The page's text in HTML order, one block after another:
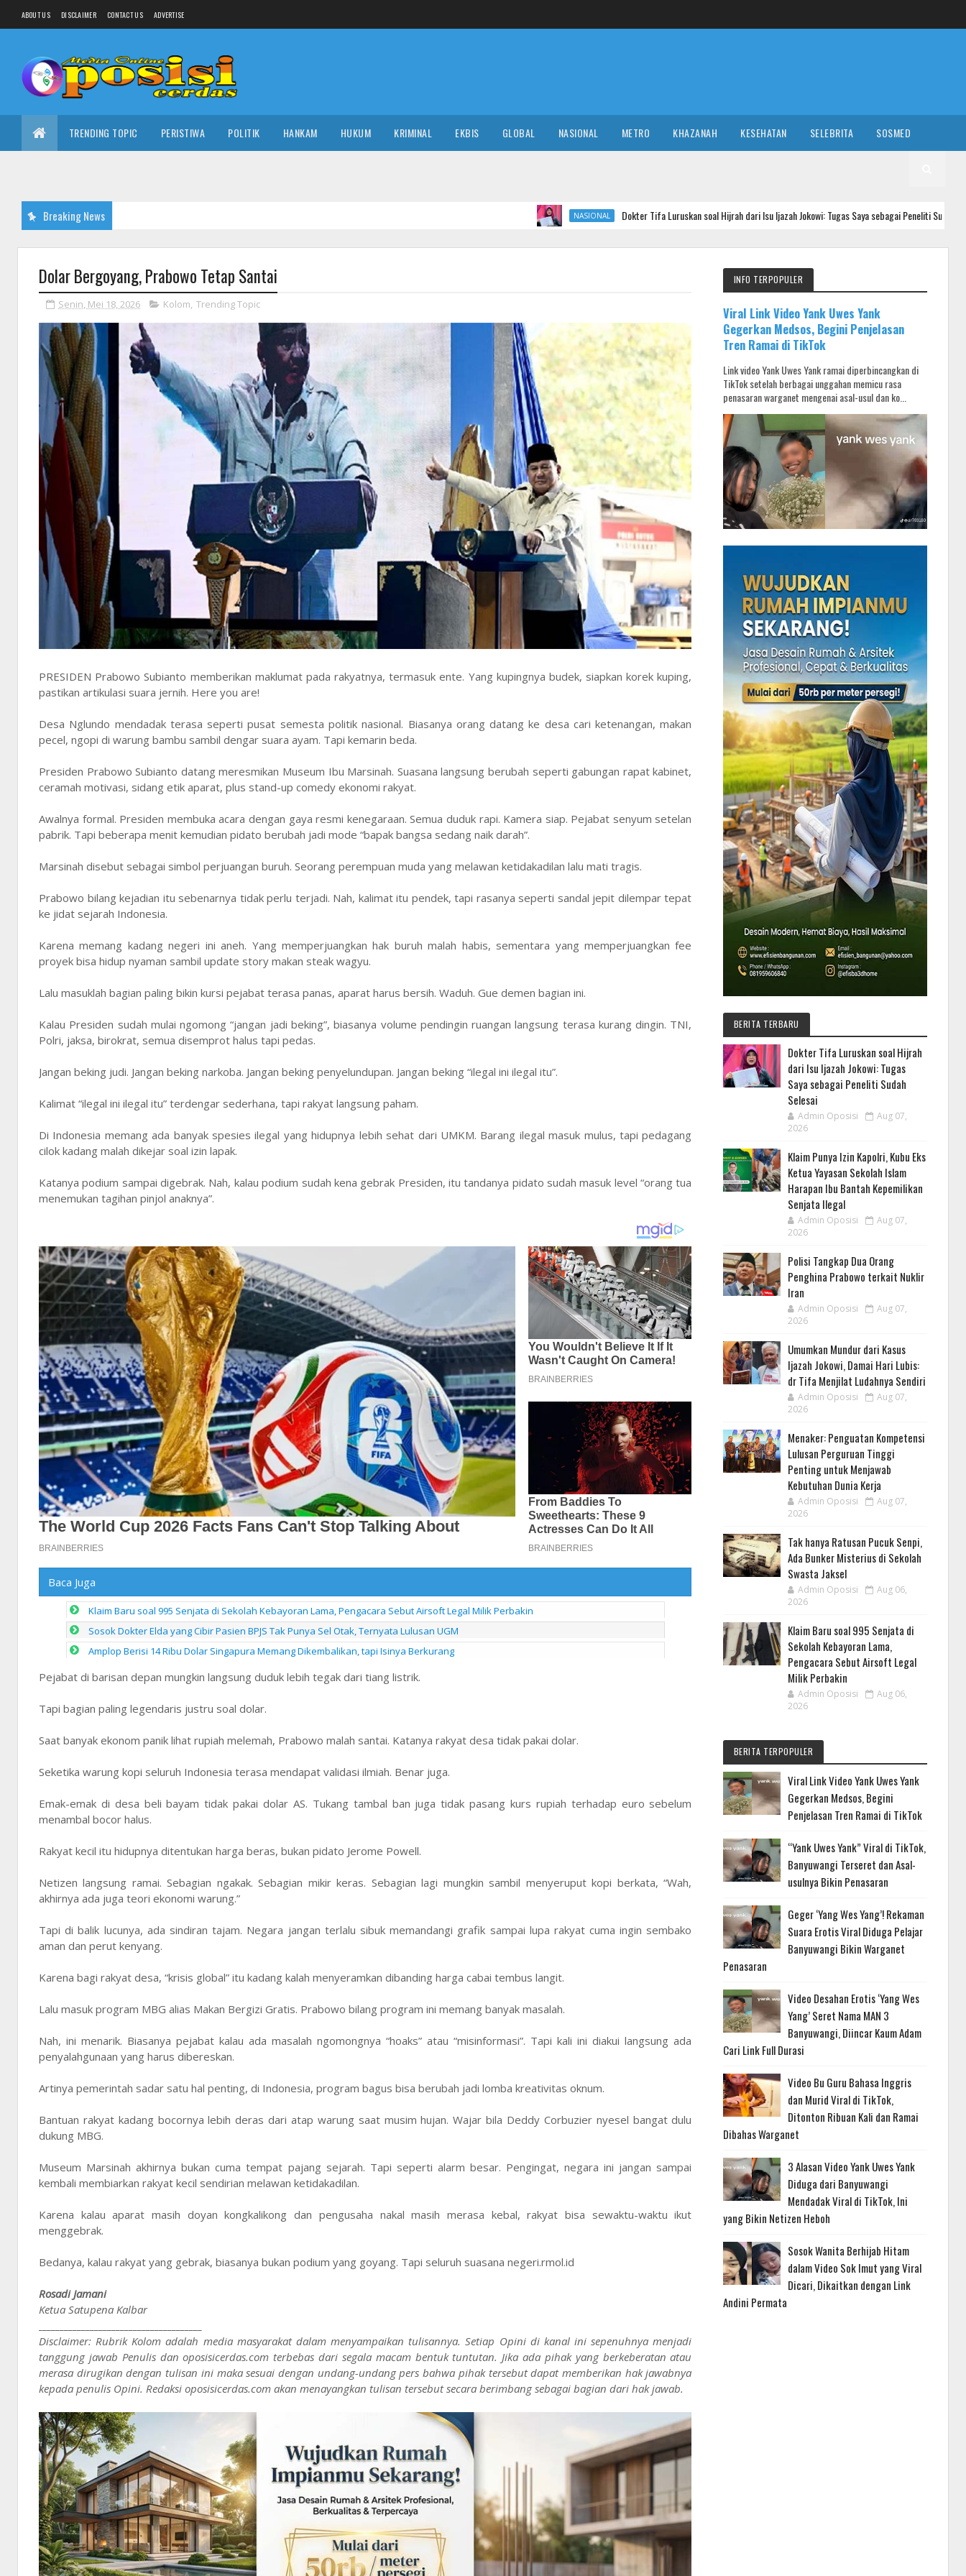
ABOUT US DISCLAIMER CONTACT US ADVERTISE
TRENDING TOPIC PERISTIWA POLITIK HANKAM HUKUM KRIMINAL EKBIS GLOBAL NASIONAL METRO KHAZANAH KESEHATAN SELEBRITA SOSMED
Breaking News NASIONAL Dokter Tifa Luruskan soal Hijrah dari Isu Ijazah Jokowi: Tugas Saya sebagai Peneliti Sudah Selesai
Dolar Bergoyang, Prabowo Tetap Santai
Senin, Mei 18, 2026 Kolom, Trending Topic
PRESIDEN Prabowo Subianto memberikan maklumat pada rakyatnya, termasuk ente. Yang kupingnya budek, siapkan korek kuping,
pastikan artikulasi suara jernih. Here you are!
Desa Nglundo mendadak terasa seperti pusat semesta politik nasional. Biasanya orang datang ke desa cari ketenangan, makan
pecel, ngopi di warung bambu sambil dengar suara ayam. Tapi kemarin beda.
Presiden Prabowo Subianto datang meresmikan Museum Ibu Marsinah. Suasana langsung berubah seperti gabungan rapat kabinet,
ceramah motivasi, sidang etik aparat, plus stand-up comedy ekonomi rakyat.
Awalnya formal. Presiden membuka acara dengan gaya resmi kenegaraan. Semua duduk rapi. Kamera siap. Pejabat senyum setelan
pabrik. Tapi beberapa menit kemudian pidato berubah jadi mode “bapak bangsa sedang naik darah”.
Marsinah disebut sebagai simbol perjuangan buruh. Seorang perempuan muda yang melawan ketidakadilan lalu mati tragis.
Prabowo bilang kejadian itu sebenarnya tidak perlu terjadi. Nah, kalimat itu pendek, tapi rasanya seperti sandal jepit dilempar tepat
ke jidat sejarah Indonesia.
Karena memang kadang negeri ini aneh. Yang memperjuangkan hak buruh malah habis, sementara yang memperjuangkan fee
proyek bisa hidup nyaman sambil update story makan steak wagyu.
Lalu masuklah bagian paling bikin kursi pejabat terasa panas, aparat harus bersih. Waduh. Gue demen bagian ini.
Kalau Presiden sudah mulai ngomong “jangan jadi beking”, biasanya volume pendingin ruangan langsung terasa kurang dingin. TNI,
Polri, jaksa, birokrat, semua disemprot halus tapi pedas.
Jangan beking judi. Jangan beking narkoba. Jangan beking penyelundupan. Jangan beking “ilegal ini ilegal itu”.
Kalimat “ilegal ini ilegal itu” terdengar sederhana, tapi rakyat langsung paham.
Di Indonesia memang ada banyak spesies ilegal yang hidupnya lebih sehat dari UMKM. Barang ilegal masuk mulus, tapi pedagang
cilok kadang malah dikejar soal izin lapak.
Katanya podium sampai digebrak. Nah, kalau podium sudah kena gebrak Presiden, itu tandanya pidato sudah masuk level “orang tua
menemukan tagihan pinjol anaknya”.
Baca Juga
Klaim Baru soal 995 Senjata di Sekolah Kebayoran Lama, Pengacara Sebut Airsoft Legal Milik Perbakin
Sosok Dokter Elda yang Cibir Pasien BPJS Tak Punya Sel Otak, Ternyata Lulusan UGM
Amplop Berisi 14 Ribu Dolar Singapura Memang Dikembalikan, tapi Isinya Berkurang
Pejabat di barisan depan mungkin langsung duduk lebih tegak dari tiang listrik.
Tapi bagian paling legendaris justru soal dolar.
Saat banyak ekonom panik lihat rupiah melemah, Prabowo malah santai. Katanya rakyat desa tidak pakai dolar.
Seketika warung kopi seluruh Indonesia terasa mendapat validasi ilmiah. Benar juga.
Emak-emak di desa beli bayam tidak pakai dolar AS. Tukang tambal ban juga tidak pasang kurs rupiah terhadap euro sebelum
menambal bocor halus.
Rakyat kecil itu hidupnya ditentukan harga beras, bukan pidato Jerome Powell.
Netizen langsung ramai. Sebagian ngakak. Sebagian mikir keras. Sebagian lagi mungkin sambil menyeruput kopi berkata, “Wah,
akhirnya ada juga teori ekonomi warung.”
Tapi di balik lucunya, ada sindiran tajam. Negara jangan terlalu sibuk memandangi grafik sampai lupa rakyat cuma ingin sembako
aman dan perut kenyang.
Karena bagi rakyat desa, “krisis global” itu kadang kalah menyeramkan dibanding harga cabai tembus langit.
Lalu masuk program MBG alias Makan Bergizi Gratis. Prabowo bilang program ini memang banyak masalah.
Nah, ini menarik. Biasanya pejabat kalau ada masalah ngomongnya “hoaks” atau “misinformasi”. Tapi kali ini diakui langsung ada
penyalahgunaan yang harus dibereskan.
Artinya pemerintah sadar satu hal penting, di Indonesia, program bagus bisa berubah jadi lomba kreativitas oknum.
Bantuan rakyat kadang bocornya lebih deras dari atap warung saat musim hujan. Wajar bila Deddy Corbuzier nyesel bangat dulu
dukung MBG.
Museum Marsinah akhirnya bukan cuma tempat pajang sejarah. Tapi seperti alarm besar. Pengingat, negara ini jangan sampai
kembali membiarkan rakyat kecil sendirian melawan ketidakadilan.
Karena kalau aparat masih doyan kongkalikong dan pengusaha nakal masih merasa kebal, rakyat bisa sewaktu-waktu ikut
menggebrak.
Bedanya, kalau rakyat yang gebrak, biasanya bukan podium yang goyang. Tapi seluruh suasana negeri.rmol.id
Rosadi Jamani
Ketua Satupena Kalbar
Disclaimer: Rubrik Kolom adalah media masyarakat dalam menyampaikan tulisannya. Setiap Opini di kanal ini sepenuhnya menjadi
tanggung jawab Penulis dan oposisicerdas.com terbebas dari segala macam bentuk tuntutan. Jika ada pihak yang berkeberatan atau
merasa dirugikan dengan tulisan ini maka sesuai dengan undang-undang pers bahwa pihak tersebut dapat memberikan hak jawabnya
kepada penulis Opini. Redaksi oposisicerdas.com akan menayangkan tulisan tersebut secara berimbang sebagai bagian dari hak jawab.
INFO TERPOPULER
Viral Link Video Yank Uwes Yank
Gegerkan Medsos, Begini Penjelasan
Tren Ramai di TikTok
Link video Yank Uwes Yank ramai diperbincangkan di
TikTok setelah berbagai unggahan memicu rasa
penasaran warganet mengenai asal-usul dan ko...
BERITA TERBARU
Dokter Tifa Luruskan soal Hijrah
dari Isu Ijazah Jokowi: Tugas
Saya sebagai Peneliti Sudah
Selesai
Admin Oposisi
Aug 07,
2026
Klaim Punya Izin Kapolri, Kubu Eks
Ketua Yayasan Sekolah Islam
Harapan Ibu Bantah Kepemilikan
Senjata Ilegal
Admin Oposisi
Aug 07,
2026
Polisi Tangkap Dua Orang
Penghina Prabowo terkait Nuklir
Iran
Admin Oposisi
Aug 07,
2026
Umumkan Mundur dari Kasus
Ijazah Jokowi, Damai Hari Lubis:
dr Tifa Menjilat Ludahnya Sendiri
Admin Oposisi
Aug 07,
2026
Menaker: Penguatan Kompetensi
Lulusan Perguruan Tinggi
Penting untuk Menjawab
Kebutuhan Dunia Kerja
Admin Oposisi
Aug 07,
2026
Tak hanya Ratusan Pucuk Senpi,
Ada Bunker Misterius di Sekolah
Swasta Jaksel
Admin Oposisi
Aug 06,
2026
Klaim Baru soal 995 Senjata di
Sekolah Kebayoran Lama,
Pengacara Sebut Airsoft Legal
Milik Perbakin
Admin Oposisi
Aug 06,
2026
BERITA TERPOPULER
Viral Link Video Yank Uwes Yank
Gegerkan Medsos, Begini
Penjelasan Tren Ramai di TikTok
“Yank Uwes Yank” Viral di TikTok,
Banyuwangi Terseret dan Asal-
usulnya Bikin Penasaran
Geger ‘Yang Wes Yang’! Rekaman
Suara Erotis Viral Diduga Pelajar
Banyuwangi Bikin Warganet
Penasaran
Video Desahan Erotis ‘Yang Wes
Yang’ Seret Nama MAN 3
Banyuwangi, Diincar Kaum Adam
Cari Link Full Durasi
Video Bu Guru Bahasa Inggris
dan Murid Viral di TikTok,
Ditonton Ribuan Kali dan Ramai
Dibahas Warganet
3 Alasan Video Yank Uwes Yank
Diduga dari Banyuwangi
Mendadak Viral di TikTok, Ini
yang Bikin Netizen Heboh
Sosok Wanita Berhijab Hitam
dalam Video Sok Imut yang Viral
Dicari, Dikaitkan dengan Link
Andini Permata